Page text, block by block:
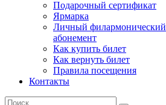
Подарочный сертификат
Ярмарка
Личный филармонический
абонемент
Как купить билет
Как вернуть билет
Правила посещения
Контакты